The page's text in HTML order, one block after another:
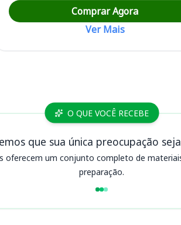
Comprar Agora
Ver Mais
O QUE VOCÊ RECEBE
que sua única preocupação seja
oferecem um conjunto completo de
preparação.